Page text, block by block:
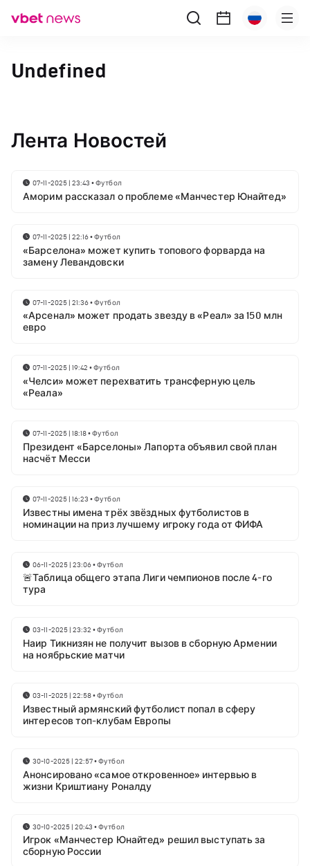
Undefined
Лента Новостей
07-11-2025 | 23:43 •Футбол
Аморим рассказал о проблеме «Манчестер Юнайтед»
07-11-2025 | 22:16•Футбол
«Барселона» может купить топового форварда на
замену Левандовски
07-11-2025 | 21:36•Футбол
«Арсенал» может продать звезду в «Реал» за 150 млн
евро
07-11-2025 | 19:42 •Футбол
«Челси» может перехватить трансферную цель
«Реала»
07-11-2025 | 18:18•Футбол
Президент «Барселоны» Лапорта объявил свой план
насчёт Месси
07-11-2025 | 16:23 •Футбол
Известны имена трёх звёздных футболистов в
номинации на приз лучшему игроку года от ФИФА
06-11-2025 | 23:06•Футбол
🚨Таблица общего этапа Лиги чемпионов после 4-го
тура
03-11-2025 | 23:32 •Футбол
Наир Тикнизян не получит вызов в сборную Армении
на ноябрьские матчи
03-11-2025 | 22:58•Футбол
Известный армянский футболист попал в сферу
интересов топ-клубам Европы
30-10-2025 | 22:57•Футбол
Анонсировано «самое откровенное» интервью в
жизни Криштиану Роналду
30-10-2025 | 20:43 •Футбол
Игрок «Манчестер Юнайтед» решил выступать за
сборную России